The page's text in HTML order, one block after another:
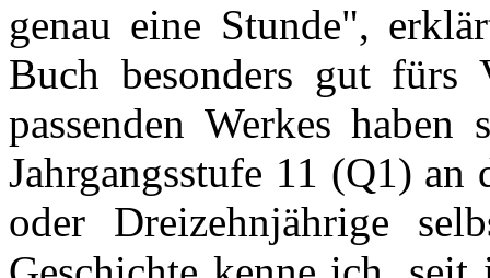
genau eine Stunde",
Buch besonders gut fürs
passenden Werkes
Jahrgangsstufe 11 (Q1)
oder Dreizehnjährige